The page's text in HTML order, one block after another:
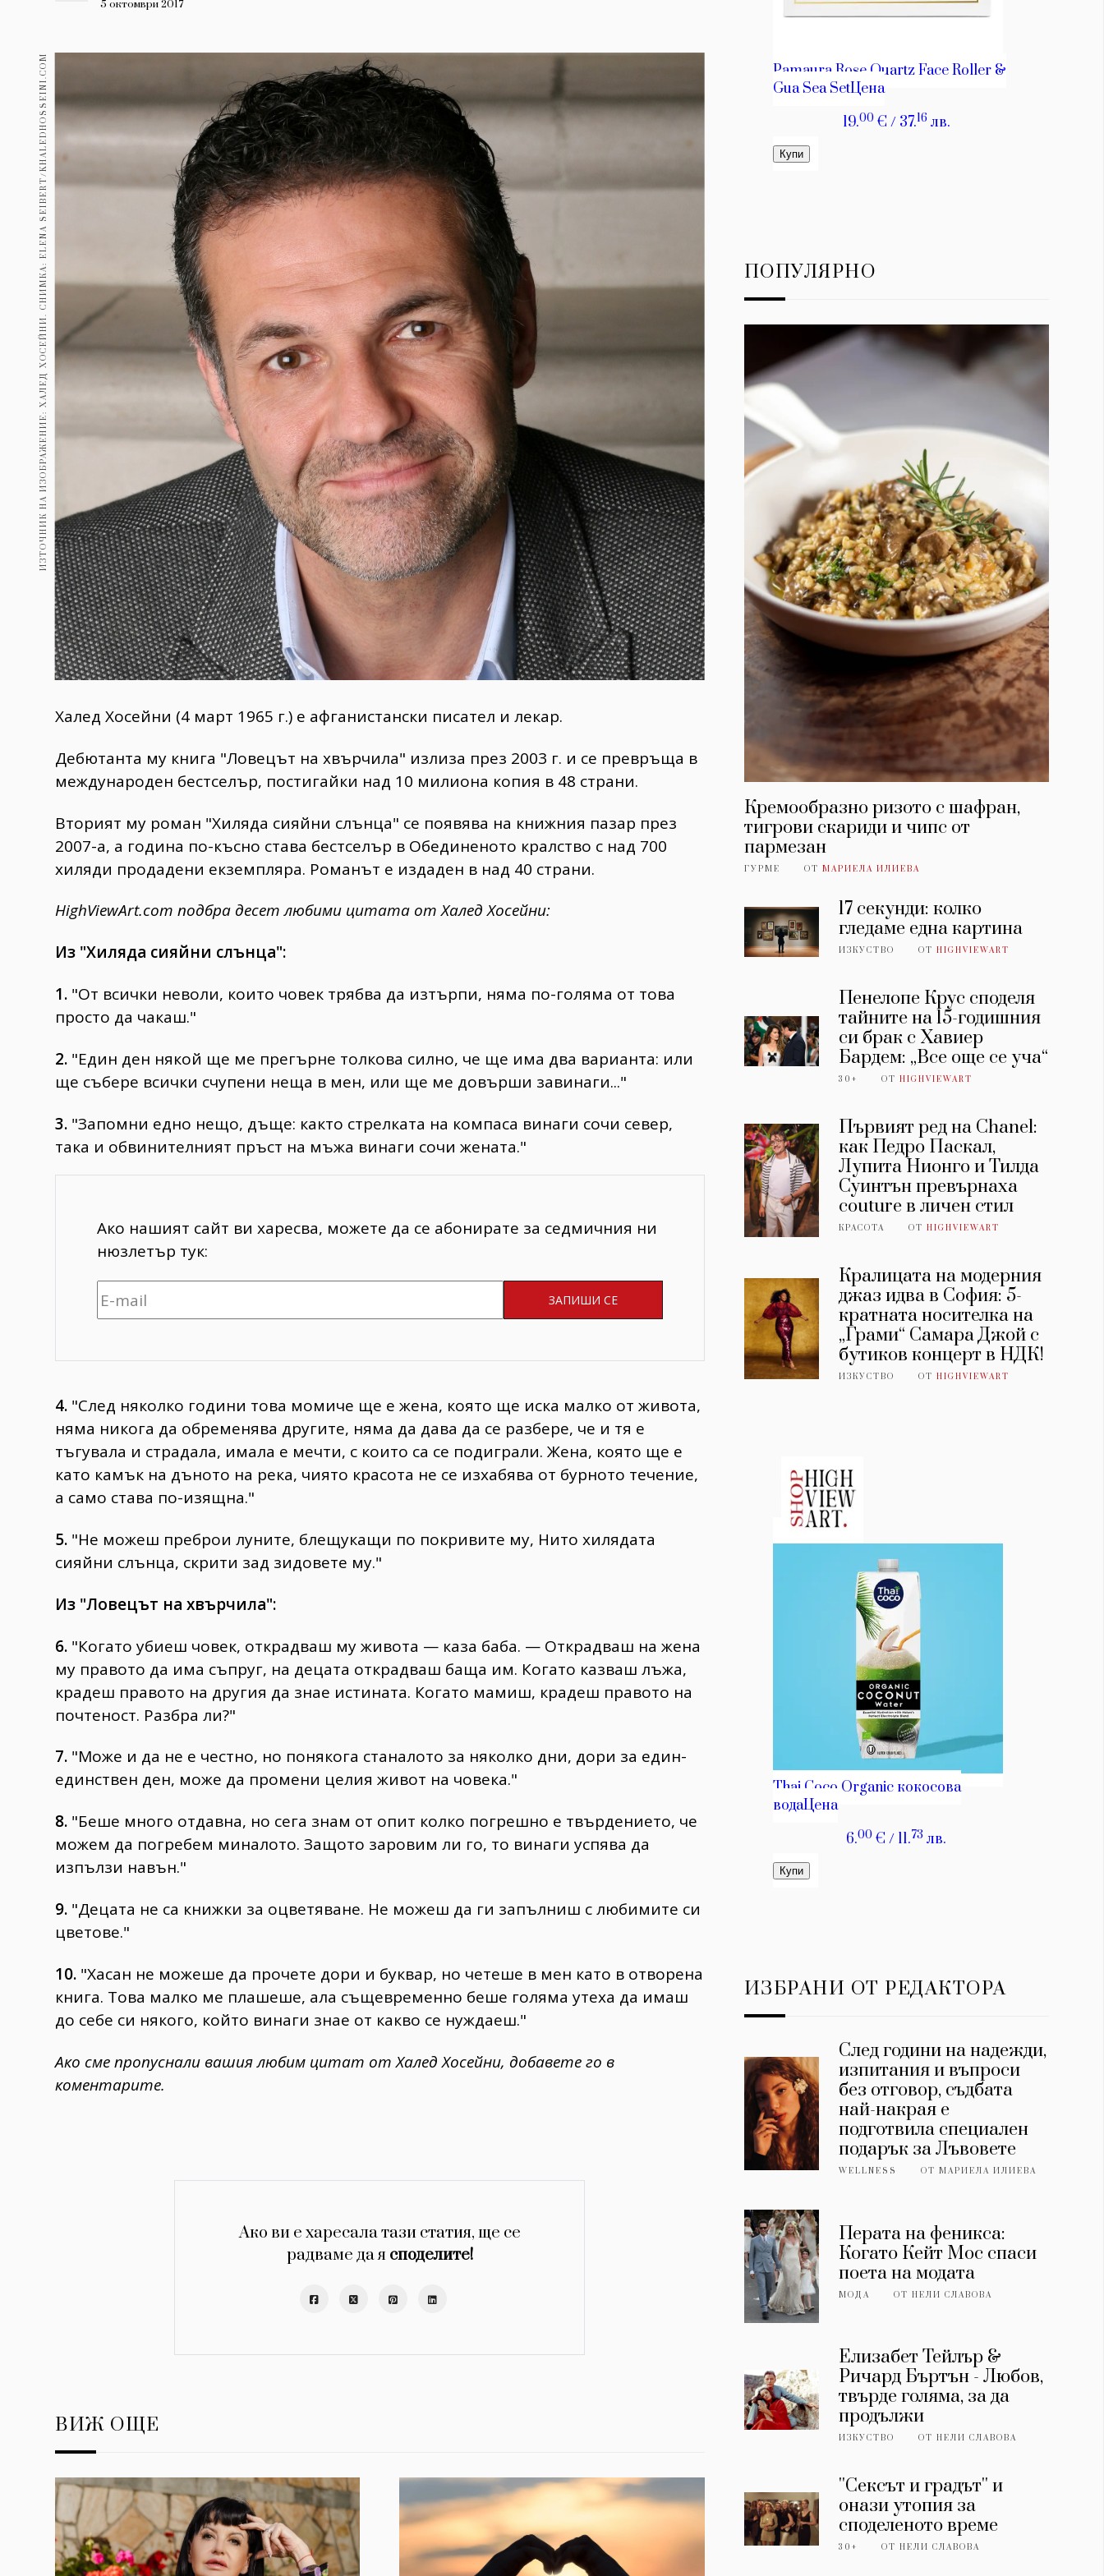
Здраве
Gentlemen
382
Wellness
ПОСЛЕДВАЙТЕ
НИ
5 октомври 2017
ИЗТОЧНИК НА ИЗОБРАЖЕНИЕ: ХАЛЕД ХОСЕЙНИ. СНИМКА: ELENA SEIBERT/KHALEDHOSSEINI.COM
Халед Хосейни (4 март 1965 г.) е афганистански писател и лекар.
Дебютанта му книга "Ловецът на хвърчила" излиза през 2003 г. и се превръща в
международен бестселър, постигайки над 10 милиона копия в 48 страни.
Вторият му роман "Хиляда сияйни слънца" се появява на книжния пазар през
2007-а, а година по-късно става бестселър в Обединеното кралство с над 700
хиляди продадени екземпляра. Романът е издаден в над 40 страни.
HighViewArt.com подбра десет любими цитата от Халед Хосейни:
Из "Хиляда сияйни слънца":
1. "От всички неволи, които човек трябва да изтърпи, няма по-голяма от това
просто да чакаш."
2. "Един ден някой ще ме прегърне толкова силно, че ще има два варианта: или
ще събере всички счупени неща в мен, или ще ме довърши завинаги..."
3. "Запомни едно нещо, дъще: както стрелката на компаса винаги сочи север,
така и обвинителният пръст на мъжа винаги сочи жената."
Ако нашият сайт ви харесва, можете да се абонирате за седмичния ни
нюзлетър тук:
4. "След няколко години това момиче ще е жена, която ще иска малко от живота,
няма никога да обременява другите, няма да дава да се разбере, че и тя е
тъгувала и страдала, имала е мечти, с които са се подиграли. Жена, която ще е
като камък на дъното на река, чиято красота не се изхабява от бурното течение,
а само става по-изящна."
5. "Не можеш преброи луните, блещукащи по покривите му, Нито хилядата
сияйни слънца, скрити зад зидовете му."
Из "Ловецът на хвърчила":
6. "Когато убиеш човек, открадваш му живота — каза баба. — Открадваш на жена
му правото да има съпруг, на децата открадваш баща им. Когато казваш лъжа,
крадеш правото на другия да знае истината. Когато мамиш, крадеш правото на
почтеност. Разбра ли?"
7. "Може и да не е честно, но понякога станалото за няколко дни, дори за един-
единствен ден, може да промени целия живот на човека."
8. "Беше много отдавна, но сега знам от опит колко погрешно е твърдението, че
можем да погребем миналото. Защото заровим ли го, то винаги успява да
изпълзи навън."
9. "Децата не са книжки за оцветяване. Не можеш да ги запълниш с любимите си
цветове."
10. "Хасан не можеше да прочете дори и буквар, но четеше в мен като в отворена
книга. Това малко ме плашеше, ала същевременно беше голяма утеха да имаш
до себе си някого, който винаги знае от какво се нуждаеш."
Ако сме пропуснали вашия любим цитат от Халед Хосейни, добавете го в
коментарите.
Ако ви е харесала тази статия, ще се
радваме да я споделите!
ВИЖ ОЩЕ
ПОПУЛЯРНО
Кремообразно ризото с шафран,
тигрови скариди и чипс от
пармезан
ГУРМЕ ОТ МАРИЕЛА ИЛИЕВА
17 секунди: колко
гледаме една картина
ИЗКУСТВО ОТHIGHVIEWART
Пенелопе Крус споделя
тайните на 15-годишния
си брак с Хавиер
Бардем: „Все още се уча“
30+ ОТHIGHVIEWART
Първият ред на Chanel:
как Педро Паскал,
Лупита Нионго и Тилда
Суинтън превърнаха
couture в личен стил
КРАСОТА ОТHIGHVIEWART
Кралицата на модерния
джаз идва в София: 5-
кратната носителка на
„Грами“ Самара Джой с
бутиков концерт в НДК!
ИЗКУСТВО ОТHIGHVIEWART
ИЗБРАНИ ОТ РЕДАКТОРА
След години на надежди,
изпитания и въпроси
без отговор, съдбата
най-накрая е
подготвила специален
подарък за Лъвовете
WELLNESS ОТМАРИЕЛА ИЛИЕВА
Перата на феникса:
Когато Кейт Мос спаси
поета на модата
МОДА ОТНЕЛИ СЛАВОВА
Елизабет Тейлър &
Ричард Бъртън - Любов,
твърде голяма, за да
продължи
ИЗКУСТВО ОТНЕЛИ СЛАВОВА
''Сексът и градът'' и
онази утопия за
споделеното време
30+ ОТНЕЛИ СЛАВОВА